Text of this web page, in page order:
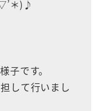
＊)♪
子です。
して行いまし